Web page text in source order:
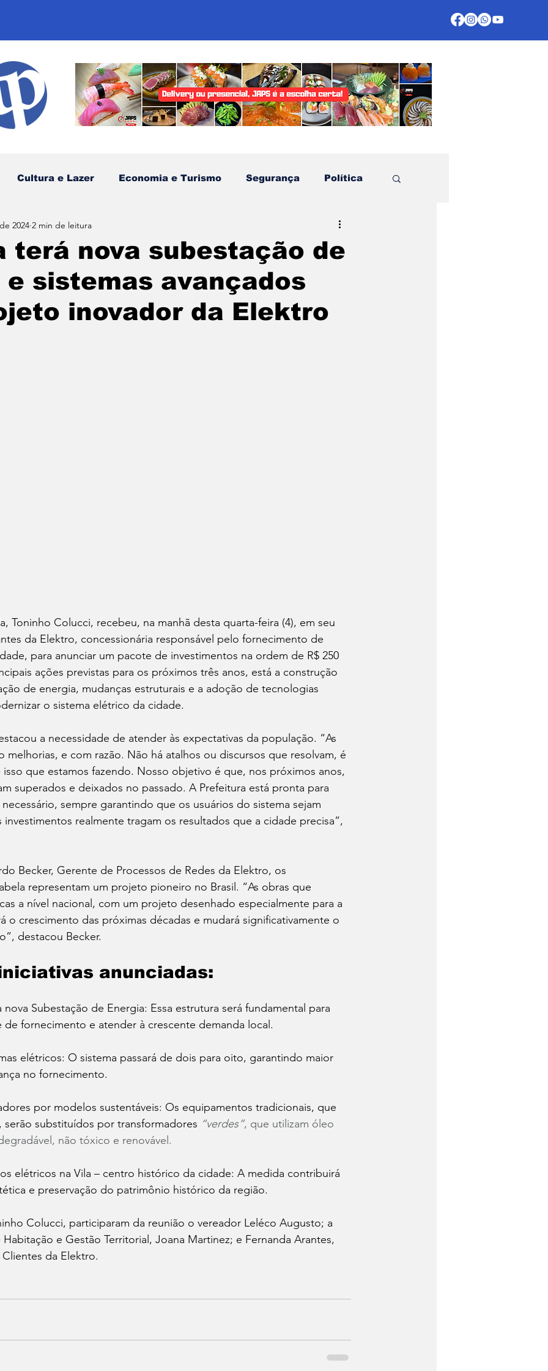
Cultura e Lazer Economia e Turismo Segurança Política
Comunidades Tradicionais
Especial Agenda e Utilidade Pública
terá nova subestação de
e sistemas avançados
inovador da Elektro
2024 2 min de leitura
Toninho Colucci, recebeu, na manhã desta quarta-feira (4), em seu
da Elektro, concessionária responsável pelo fornecimento de
para anunciar um pacote de investimentos na ordem de R$ 250
ações previstas para os próximos três anos, está a construção
de energia, mudanças estruturais e a adoção de tecnologias
o sistema elétrico da cidade.
a necessidade de atender às expectativas da população. “As
melhorias, e com razão. Não há atalhos ou discursos que resolvam, é
isso que estamos fazendo. Nosso objetivo é que, nos próximos anos,
superados e deixados no passado. A Prefeitura está pronta para
sempre garantindo que os usuários do sistema sejam
realmente tragam os resultados que a cidade precisa”,
Becker, Gerente de Processos de Redes da Elektro, os
representam um projeto pioneiro no Brasil. “As obras que
a nível nacional, com um projeto desenhado especialmente para a
o crescimento das próximas décadas e mudará significativamente o
destacou Becker.
anunciadas:
Subestação de Energia: Essa estrutura será fundamental para
de fornecimento e atender à crescente demanda local.
elétricos: O sistema passará de dois para oito, garantindo maior
no fornecimento.
por modelos sustentáveis: Os equipamentos tradicionais, que
serão substituídos por transformadores “verdes”, que utilizam óleo
não tóxico e renovável.
elétricos na Vila – centro histórico da cidade: A medida contribuirá
e preservação do patrimônio histórico da região.
Colucci, participaram da reunião o vereador Leléco Augusto; a
e Gestão Territorial, Joana Martinez; e Fernanda Arantes,
da Elektro.